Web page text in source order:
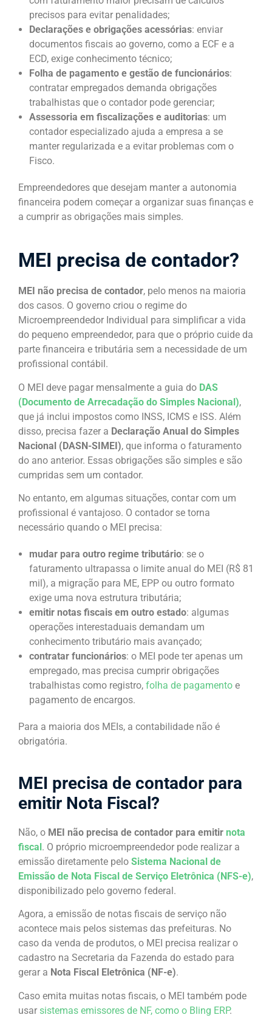
precisos para evitar penalidades;
Declarações e obrigações acessórias: enviar
documentos fiscais ao governo, como a ECF e a
ECD, exige conhecimento técnico;
Folha de pagamento e gestão de funcionários:
contratar empregados demanda obrigações
trabalhistas que o contador pode gerenciar;
Assessoria em fiscalizações e auditorias: um
contador especializado ajuda a empresa a se
manter regularizada e a evitar problemas com o
Fisco.
Empreendedores que desejam manter a autonomia
financeira podem começar a organizar suas finanças e
a cumprir as obrigações mais simples.
MEI precisa de contador?
MEI não precisa de contador, pelo menos na maioria
dos casos. O governo criou o regime do
Microempreendedor Individual para simplificar a vida
do pequeno empreendedor, para que o próprio cuide da
parte financeira e tributária sem a necessidade de um
profissional contábil.
O MEI deve pagar mensalmente a guia do DAS
(Documento de Arrecadação do Simples Nacional),
que já inclui impostos como INSS, ICMS e ISS. Além
disso, precisa fazer a Declaração Anual do Simples
Nacional (DASN-SIMEI), que informa o faturamento
do ano anterior. Essas obrigações são simples e são
cumpridas sem um contador.
No entanto, em algumas situações, contar com um
profissional é vantajoso. O contador se torna
necessário quando o MEI precisa:
mudar para outro regime tributário: se o
faturamento ultrapassa o limite anual do MEI (R$ 81
mil), a migração para ME, EPP ou outro formato
exige uma nova estrutura tributária;
emitir notas fiscais em outro estado: algumas
operações interestaduais demandam um
conhecimento tributário mais avançado;
contratar funcionários: o MEI pode ter apenas um
empregado, mas precisa cumprir obrigações
trabalhistas como registro, folha de pagamento e
pagamento de encargos.
Para a maioria dos MEIs, a contabilidade não é
obrigatória.
MEI precisa de contador para
emitir Nota Fiscal?
Não, o MEI não precisa de contador para emitir nota
fiscal. O próprio microempreendedor pode realizar a
emissão diretamente pelo Sistema Nacional de
Emissão de Nota Fiscal de Serviço Eletrônica (NFS-e),
disponibilizado pelo governo federal.
Agora, a emissão de notas fiscais de serviço não
acontece mais pelos sistemas das prefeituras. No
caso da venda de produtos, o MEI precisa realizar o
cadastro na Secretaria da Fazenda do estado para
gerar a Nota Fiscal Eletrônica (NF-e).
Caso emita muitas notas fiscais, o MEI também pode
usar sistemas emissores de NF, como o Bling ERP.